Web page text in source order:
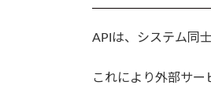
APIは、システム同
これにより外部サー